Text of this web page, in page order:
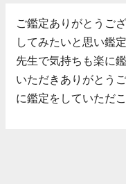
ご鑑定ありがとうご
してみたいと思い鑑
先生で気持ちも楽に
いただきありがとう
に鑑定をしていただ